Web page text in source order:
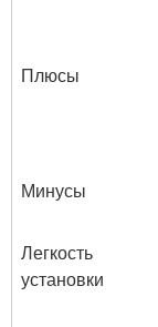
Плюсы
Минусы
Легкость
установки